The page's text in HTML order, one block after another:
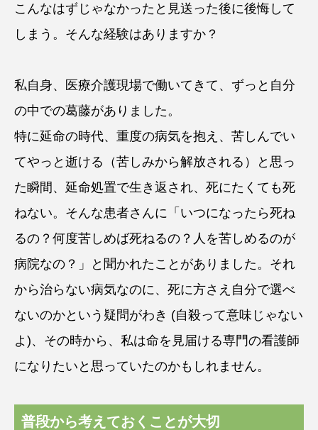
こんなはずじゃなかったと見送った後に後悔して
しまう。そんな経験はありますか？
私自身、医療介護現場で働いてきて、ずっと自分
の中での葛藤がありました。
特に延命の時代、重度の病気を抱え、苦しんでい
てやっと逝ける（苦しみから解放される）と思っ
た瞬間、延命処置で生き返され、死にたくても死
ねない。そんな患者さんに「いつになったら死ね
るの？何度苦しめば死ねるの？人を苦しめるのが
病院なの？」と聞かれたことがありました。それ
から治らない病気なのに、死に方さえ自分で選べ
ないのかという疑問がわき (自殺って意味じゃない
よ)、その時から、私は命を見届ける専門の看護師
になりたいと思っていたのかもしれません。
普段から考えておくことが大切